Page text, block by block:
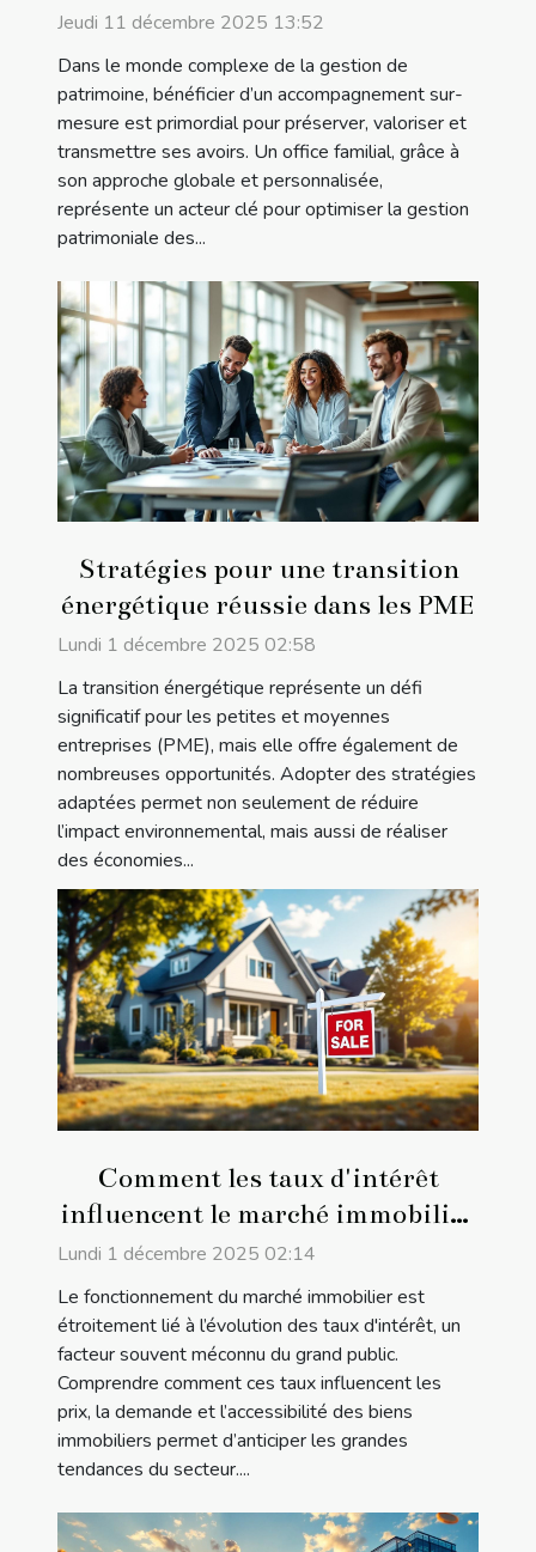
patrimoine ?
Jeudi 11 décembre 2025 13:52
Dans le monde complexe de la gestion de
patrimoine, bénéficier d’un accompagnement sur-
mesure est primordial pour préserver, valoriser et
transmettre ses avoirs. Un office familial, grâce à
son approche globale et personnalisée,
représente un acteur clé pour optimiser la gestion
patrimoniale des...
Stratégies pour une transition
énergétique réussie dans les PME
Lundi 1 décembre 2025 02:58
La transition énergétique représente un défi
significatif pour les petites et moyennes
entreprises (PME), mais elle offre également de
nombreuses opportunités. Adopter des stratégies
adaptées permet non seulement de réduire
l’impact environnemental, mais aussi de réaliser
des économies...
Comment les taux d'intérêt
influencent le marché immobilier
?
Lundi 1 décembre 2025 02:14
Le fonctionnement du marché immobilier est
étroitement lié à l’évolution des taux d'intérêt, un
facteur souvent méconnu du grand public.
Comprendre comment ces taux influencent les
prix, la demande et l’accessibilité des biens
immobiliers permet d’anticiper les grandes
tendances du secteur....